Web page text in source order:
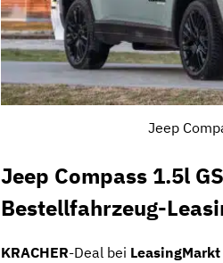
Jeep
Jeep Compass 1.5l
Bestellfahrzeug-
KRACHER-Deal bei LeasingMarkt